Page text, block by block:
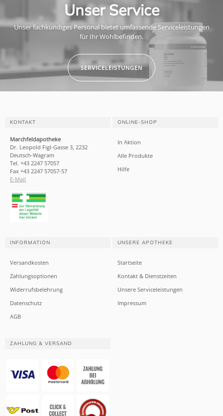
Unser Service
Unser fachkundiges Personal bietet umfassende Serviceleistungen
für Ihr Wohlbefinden.
SERVICELEISTUNGEN
KONTAKT
Marchfeldapotheke
Dr. Leopold Figl-Gasse 3, 2232
Deutsch-Wagram
Tel. +43 2247 57057
Fax +43 2247 57057-57
E-Mail
ONLINE-SHOP
In Aktion
Alle Produkte
Hilfe
INFORMATION
Versandkosten
Zahlungsoptionen
Widerrufsbelehrung
Datenschutz
AGB
UNSERE APOTHEKE
Startseite
Kontakt & Dienstzeiten
Unsere Serviceleistungen
Impressum
ZAHLUNG & VERSAND